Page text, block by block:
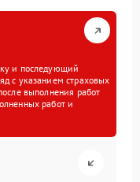
и последующий
с указанием страховых
выполнения работ
работ и